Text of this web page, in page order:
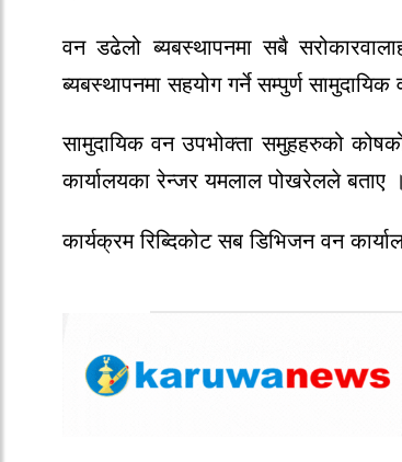
वन डढेलो ब्यबस्थापनमा सबै
ब्यबस्थापनमा सहयोग गर्ने सम्पुर्ण
सामुदायिक वन उपभोक्ता समुहहरुको
कार्यालयका रेन्जर यमलाल पोखरेलले बताए ।
कार्यक्रम रिब्दिकोट सब डिभिजन वन